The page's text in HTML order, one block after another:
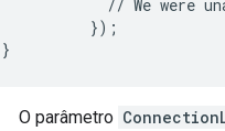
// We were
          });
}
O parâmetro